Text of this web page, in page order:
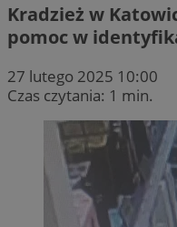
Kradzież w
pomoc w
27 lutego 2025 10:00
Czas czytania: 1 min.